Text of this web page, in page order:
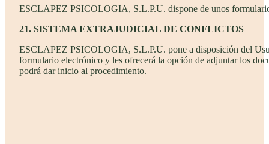
ESCLAPEZ PSICOLOGIA, S.L.P.U. dispone de unos
21. SISTEMA EXTRAJUDICIAL DE CONFLICTOS
ESCLAPEZ PSICOLOGIA, S.L.P.U. pone a disposición del
formulario electrónico y les ofrecerá la opción de adjuntar los
podrá dar inicio al procedimiento.